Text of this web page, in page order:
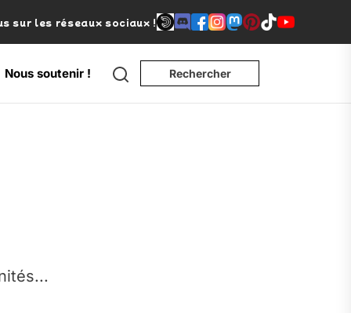
sur les réseaux sociaux !
Nous soutenir ! Search Rechercher